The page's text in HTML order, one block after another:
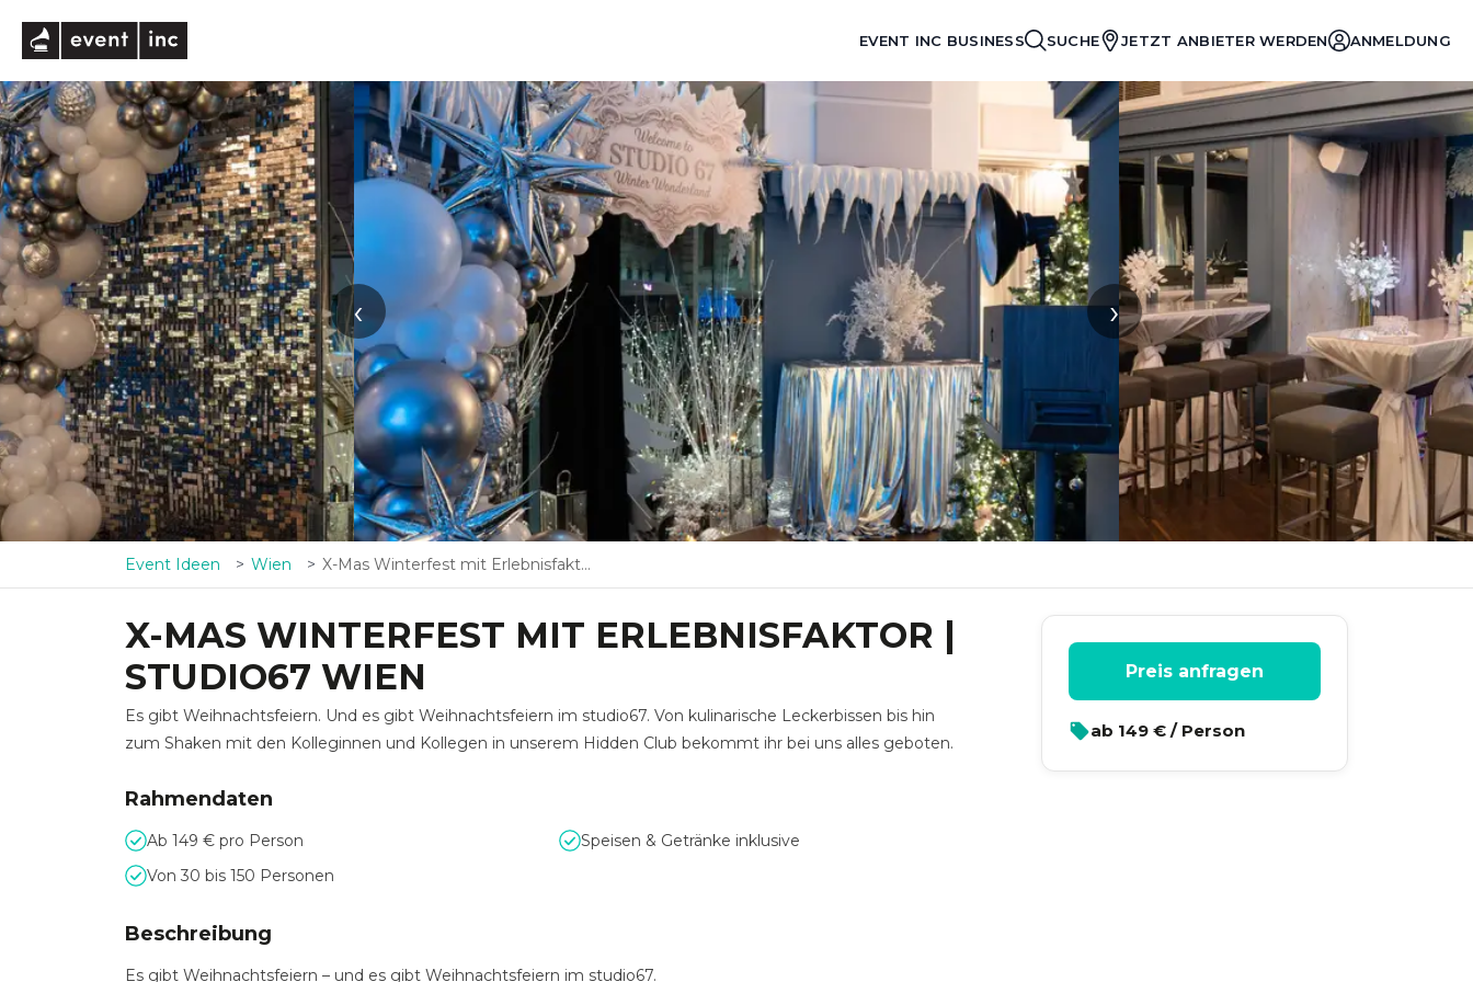
EVENT INC BUSINESS SUCHE JETZT ANBIETER WERDEN ANMELDUNG
‹ ›
Event Ideen Wien X-Mas Winterfest mit Erlebnisfaktor | studio67 Wien
X-MAS WINTERFEST MIT ERLEBNISFAKTOR |
STUDIO67 WIEN
Es gibt Weihnachtsfeiern. Und es gibt Weihnachtsfeiern im studio67. Von kulinarische Leckerbissen bis hin
zum Shaken mit den Kolleginnen und Kollegen in unserem Hidden Club bekommt ihr bei uns alles geboten.
Rahmendaten
Ab 149 € pro Person
Speisen & Getränke inklusive
Von 30 bis 150 Personen
Beschreibung
Es gibt Weihnachtsfeiern – und es gibt Weihnachtsfeiern im studio67.
Preis anfragen
ab 149 € / Person